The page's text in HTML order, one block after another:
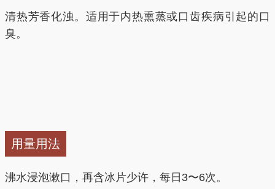
清热芳香化浊。适用于内热熏蒸或口齿疾病引起的口
臭。
用量用法
沸水浸泡漱口，再含冰片少许，每日3〜6次。